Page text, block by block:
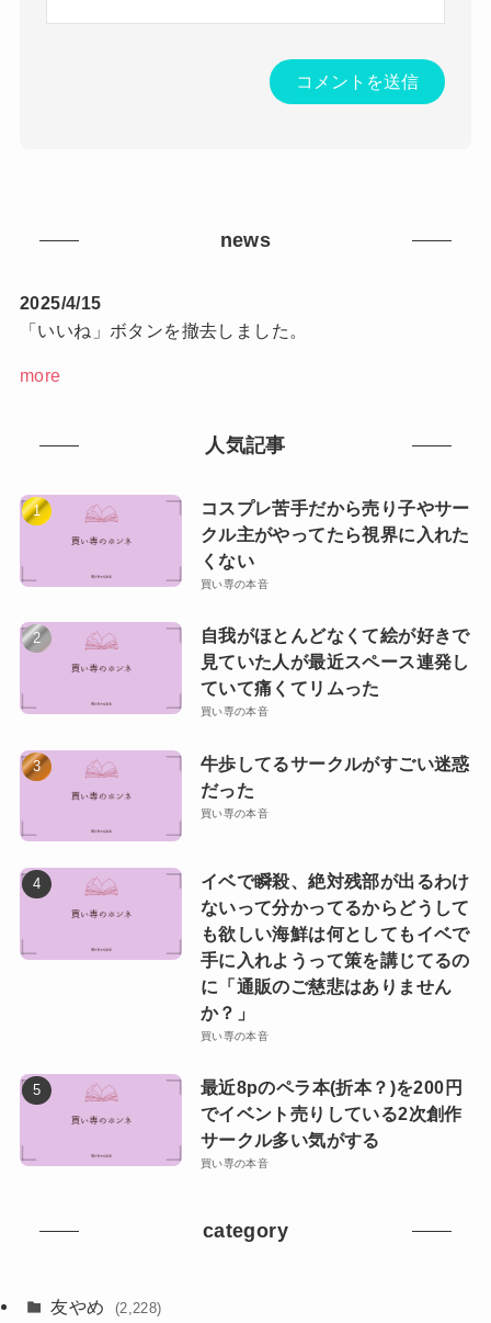
news
2025/4/15
「いいね」ボタンを撤去しました。
more
人気記事
コスプレ苦手だから売り子やサー
クル主がやってたら視界に入れた
くない
買い専の本音
自我がほとんどなくて絵が好きで
見ていた人が最近スペース連発し
ていて痛くてリムった
買い専の本音
牛歩してるサークルがすごい迷惑
だった
買い専の本音
イベで瞬殺、絶対残部が出るわけ
ないって分かってるからどうして
も欲しい海鮮は何としてもイベで
手に入れようって策を講じてるの
に「通販のご慈悲はありません
か？」
買い専の本音
最近8pのペラ本(折本？)を200円
でイベント売りしている2次創作
サークル多い気がする
買い専の本音
category
友やめ (2,228)